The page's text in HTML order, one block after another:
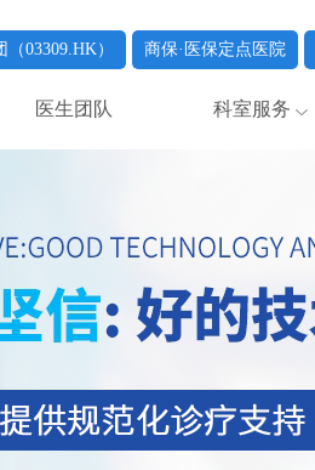
03309.HK） 商保·医保定点医院
医生团队 科室服务